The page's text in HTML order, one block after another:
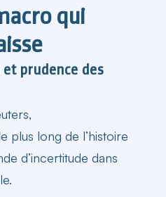
qui
prudence des
plus long de l’histoire
d’incertitude dans